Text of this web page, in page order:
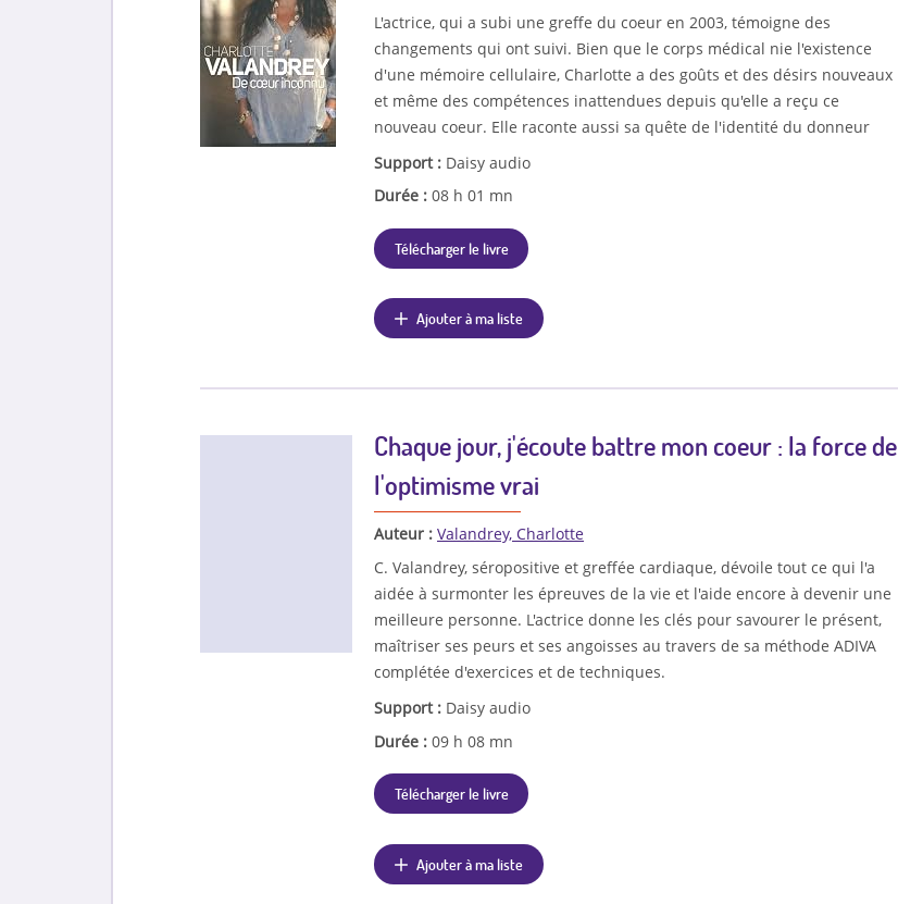
L'actrice, qui a subi une greffe du coeur en 2003, témoigne des
changements qui ont suivi. Bien que le corps médical nie l'existence
d'une mémoire cellulaire, Charlotte a des goûts et des désirs nouveaux
et même des compétences inattendues depuis qu'elle a reçu ce
nouveau coeur. Elle raconte aussi sa quête de l'identité du donneur
Support : Daisy audio
Durée : 08 h 01 mn
Télécharger le livre
Ajouter à ma liste
Chaque jour, j'écoute battre mon coeur : la force de
l'optimisme vrai
Auteur : Valandrey, Charlotte
C. Valandrey, séropositive et greffée cardiaque, dévoile tout ce qui l'a
aidée à surmonter les épreuves de la vie et l'aide encore à devenir une
meilleure personne. L'actrice donne les clés pour savourer le présent,
maîtriser ses peurs et ses angoisses au travers de sa méthode ADIVA
complétée d'exercices et de techniques.
Support : Daisy audio
Durée : 09 h 08 mn
Télécharger le livre
Ajouter à ma liste